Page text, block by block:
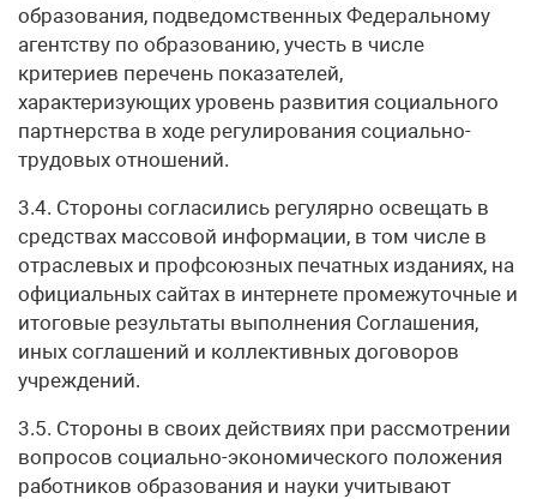
образования, подведомственных Федеральному
агентству по образованию, учесть в числе
критериев перечень показателей,
характеризующих уровень развития социального
партнерства в ходе регулирования социально-
трудовых отношений.
3.4. Стороны согласились регулярно освещать в
средствах массовой информации, в том числе в
отраслевых и профсоюзных печатных изданиях, на
официальных сайтах в интернете промежуточные и
итоговые результаты выполнения Соглашения,
иных соглашений и коллективных договоров
учреждений.
3.5. Стороны в своих действиях при рассмотрении
вопросов социально-экономического положения
работников образования и науки учитывают